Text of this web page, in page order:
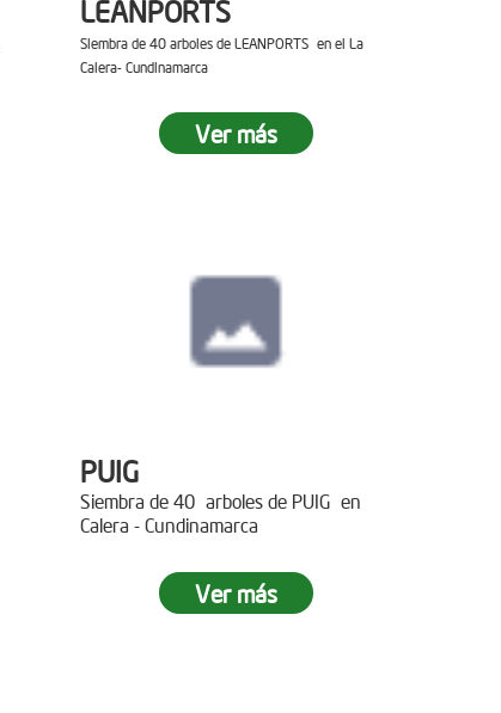
LEANPORTS
Siembra de 40 arboles de LEANPORTS en el La
Calera- Cundinamarca
Ver más
PUIG
Siembra de 40 arboles de PUIG en
Calera - Cundinamarca
Ver más